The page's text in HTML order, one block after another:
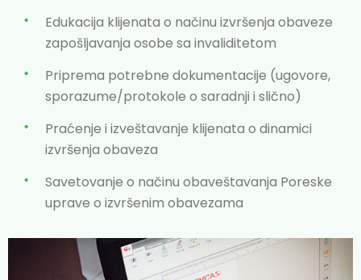
Edukacija klijenata o načinu izvršenja obaveze
zapošljavanja osobe sa invaliditetom
Priprema potrebne dokumentacije (ugovore,
sporazume/protokole o saradnji i slično)
Praćenje i izveštavanje klijenata o dinamici
izvršenja obaveza
Savetovanje o načinu obaveštavanja Poreske
uprave o izvršenim obavezama